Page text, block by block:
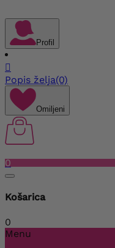
Profil

Popis želja(0)
Omiljeni
0
Košarica
0
Menu